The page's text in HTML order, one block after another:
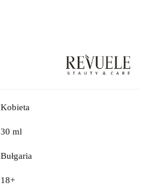
Kobieta
30 ml
Bułgaria
18+